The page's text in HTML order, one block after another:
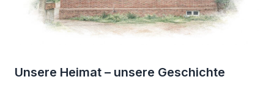
Unsere Heimat – unsere Geschichte